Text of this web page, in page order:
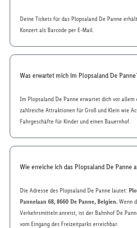
Deine Tickets für das Plopsaland De Panne
Konzert als Barcode per E-Mail.
Was erwartet mich im Plopsaland De
Im Plopsaland De Panne erwartet dich vor allem
zahlreiche Attraktionen für Groß und Klein wie
Fahrgeschäfte für Kinder und einen Bauernhof.
Wie erreiche ich das Plopsaland De Panne
Die Adresse des Plopsaland De Panne lautet:
Pannelaan 68, 8660 De Panne, Belgien. Wenn
Verkehrsmitteln anreist, ist der Bahnhof De
vom Eingang des Freizeitparks erreichbar.